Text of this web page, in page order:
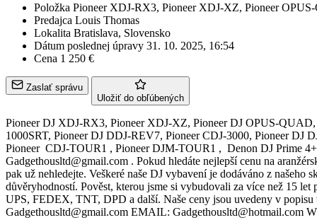
Položka Pioneer XDJ-RX3, Pioneer XDJ-XZ, Pioneer
Predajca Louis Thomas
Lokalita Bratislava, Slovensko
Dátum poslednej úpravy 31. 10. 2025, 16:54
Cena 1 250 €
Zaslať správu
Uložiť do obľúbených
Pioneer DJ XDJ-RX3, Pioneer XDJ-XZ, Pioneer DJ OPUS-QUAD, AlphaTheta XDJ-AZ, AlphaTheta OMNIS-DUO, Pioneer DJ DDJ-FLX10, AlphaTheta DDJ-GRV6, Pioneer DDJ-1000, Pioneer DDJ-1000SRT, Pioneer DJ DDJ-REV7, Pioneer CDJ-3000, Pioneer DJ DJM-A9, AlphaTheta Euphonia, Pioneer CDJ-2000NXS2, Pioneer DJM-900NXS2, Pioneer DJ DJM-V10-LF , Pioneer DJ DJM-S11, Pioneer CDJ-TOUR1 , Pioneer DJM-TOUR1 , Denon DJ Prime 4+ , Allen & Heath Xone:96, PLAYdifferently MODEL 1 , Kontaktujte nás : WHATSAPP CHAT : +447451285577 , EMAIL: Gadgethousltd@gmail.com . Pokud hledáte nejlepší cenu na aranžérské klávesy, syntezátorové klávesy, DJ vybavení, DJ kontroléry, DJ Multi přehrávač, DJ Mixer, reproduktory, bicí a další hudební vybavení, pak už nehledejte. Veškeré naše DJ vybavení je dodáváno z našeho skladu ve Španělsku. Máme jednu z nejlepších cen hudebního vybavení v okolí. Naše společnost je známá svou spolehlivostí a důvěryhodností. Pověst, kterou jsme si vybudovali za více než 15 let prodejem zákazníkům po celém světě. Doručujeme do všech zemí v Evropě i mimo ni s renomovanými kurýrními službami, jako jsou DHL, UPS, FEDEX, TNT, DPD a další. Naše ceny jsou uvedeny v popisu tohoto inzerátu. . Pokud máte o některý z našich produktů zájem, kontaktujte nás přímo prostřednictvím: EMAIL: Gadgethousltd@gmail.com EMAIL: Gadgethousltd@hotmail.com WHATSAPP CHAT : 00447451285577 WHATSAPP CHAT : +447451285577 . AlphaTheta XDJ-AZ - All-in-one-DJ-System -- 1700 EUR AlphaTheta OMNIS-DUO -All-in-one-DJ-System -- 850 EUR AlphaTheta DDJ-GRV6 DJ ovladač -- 550 EUR DJ systém Pioneer DJ XDJ-RX3 vše v jednom -- 1250 EUR DJ systém Pioneer XDJ-XZ vše v jednom --- 1300 EUR Pioneer DJ OPUS-QUAD All-in-one DJ systém -- 1500 EUR DJ ovladač Pioneer DDJ-1000 Rekordbox --- 600 EUR Pioneer DDJ-1000 SRT Serato DJ ovladač --- 650 EUR DJ ovladač Pioneer DJ DDJ-FLX10 --- 900 EUR DJ ovladač Pioneer DJ DDJ-FLX6-GT --- 380 EUR DJ ovladač Pioneer DDJ-FLX6 --- EUR 350 Pioneer DJ DDJ-REV7 Serato DJ ovladač --- 1000 EUR Pioneer DJ DDJ-REV5 Serato DJ ovladač --- 550 EUR DJ ovladač Pioneer DDJ SX3 --- 450 EUR DJ ovladač Pioneer DDJ SX2 --- EUR 380 DJ ovladač Pioneer DDJ-SR2 ---- EUR 400 DJ ovladač Pioneer DDJ-800 --- 450 EUR Ovladač Pioneer DDJ-RZX --- 1100 EUR DJ ovladač Pioneer DDJ-RZ --- 700 EUR DJ ovladač Pioneer DDJ-SZ2 --- 750 EUR Multiplayer Pioneer XDJ-1000MK2 --- 650 EUR DJ systém Pioneer XDJ-RX --- 550 EUR DJ systém Pioneer XDJ-RX2 --- 800 EUR Digitální DJ systém Pioneer DJ XDJ-RR --- 550 EUR Digitální přehrávač Pioneer XDJ-700 --- 450 EUR Pioneer XDJ-1000 Multiplayer --- 400 EUR DJ SETY: Sada Pioneer DJ CDJ-2000 Nexus: 2x CDJ-2000 Nexus + 1x DJM-900-Nexus DJ-Mixus + 1x HDJ-1500-K == 1600 EUR Pioneer DJ set 1x Pioneer DJM-900NXS2 Mixer + 2x CDJ 2000 NXS2+ Hdj-2000 Mk2 sluchátka == 2500 EUR DJ set Pioneer: 2x Pioneer CDJ-2000 NXS2 White Edition + 1x Pioneer DJM-900 NXS2 White Edition == 2500 EUR Pioneer DJ CDJ-3000-White Edition (2) + 1x DJM-900NXS2-White | Limitovaná edice bílý balíček == 3500 EUR Pioneer DJ set: 2X Pioneer CDJ-3000 Multiplayer + 1x Pioneer DJM-900NXS2 DJ Mixer == 3500 EUR Pioneer DJ set: (2x) Pioneer CDJ-3000 Multiplayer + 1x Pioneer DJM-A9 DJ Mixer DJ balíček === 3900 EUR Pioneer DJ set: (2x) Pioneer CDJ-3000